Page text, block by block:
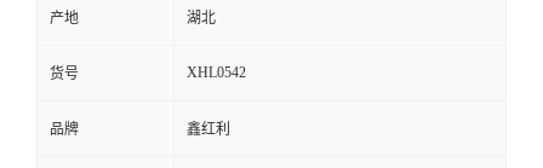
产地 湖北
货号 XHL0542
品牌 鑫红利